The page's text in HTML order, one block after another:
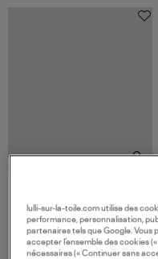
220,00 €
Lunettes de Soleil Ceram Foret
Rose
lulli-sur-la-toile.com utilise des
performance, personnalisation,
partenaires tels que Google. Vous
accepter l’ensemble des cookies
nécessaires (« Continuer sans